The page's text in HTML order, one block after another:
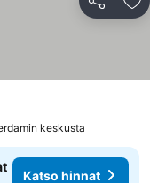
Jaa
keskusta
Katso hinnat